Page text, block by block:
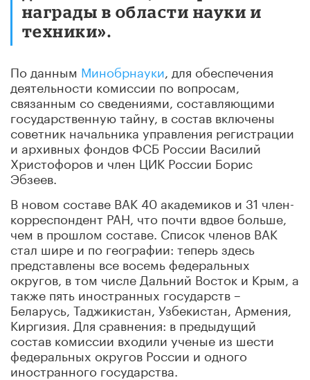
награды в области науки и
техники».
По данным Минобрнауки , для обеспечения
деятельности комиссии по вопросам,
связанным со сведениями, составляющими
государственную тайну, в состав включены
советник начальника управления регистрации
и архивных фондов ФСБ России Василий
Христофоров и член ЦИК России Борис
Эбзеев.
В новом составе ВАК 40 академиков и 31 член-
корреспондент РАН, что почти вдвое больше,
чем в прошлом составе. Список членов ВАК
стал шире и по географии: теперь здесь
представлены все восемь федеральных
округов, в том числе Дальний Восток и Крым, а
также пять иностранных государств –
Беларусь, Таджикистан, Узбекистан, Армения,
Киргизия. Для сравнения: в предыдущий
состав комиссии входили ученые из шести
федеральных округов России и одного
иностранного государства.